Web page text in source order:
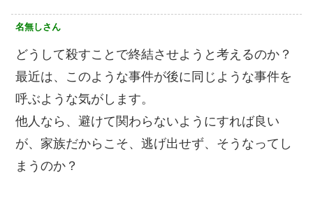
名無しさん
どうして殺すことで終結させようと考えるのか？
最近は、このような事件が後に同じような事件を
呼ぶような気がします。
他人なら、避けて関わらないようにすれば良い
が、家族だからこそ、逃げ出せず、そうなってし
まうのか？